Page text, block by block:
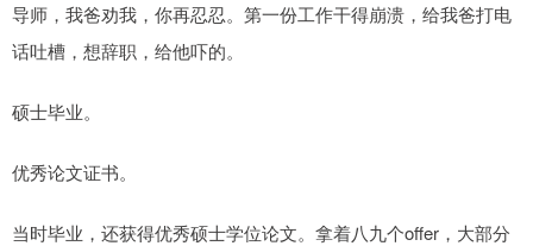
导师，我爸劝我，你再忍忍。第一份工作干得崩溃，给我爸打电
话吐槽，想辞职，给他吓的。
硕士毕业。
优秀论文证书。
当时毕业，还获得优秀硕士学位论文。拿着八九个offer，大部分